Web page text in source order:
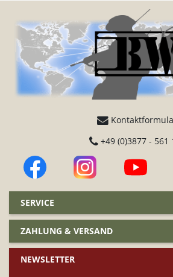
+49 (0)3877 - 561
SERVICE
ZAHLUNG & VERSAND
NEWSLETTER